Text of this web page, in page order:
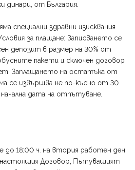
динари, от България.
специални здравни изисквания.
за плащане: Записването се
депозит в размер на 30% от
пакети и сключен договор
Заплащането на остатъка от
се извършва не по-късно от 30
дата на отпътуване.
до 18:00 ч. на втория работен ден
настоящия Договор, Пътуващият